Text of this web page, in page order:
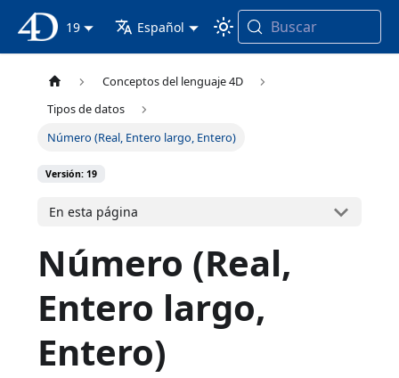
Documentación 4D
19 Español Buscar
Conceptos del lenguaje 4D
Tipos de datos
Número (Real, Entero largo, Entero)
Versión: 19
En esta página
Número (Real,
Entero largo,
Entero)